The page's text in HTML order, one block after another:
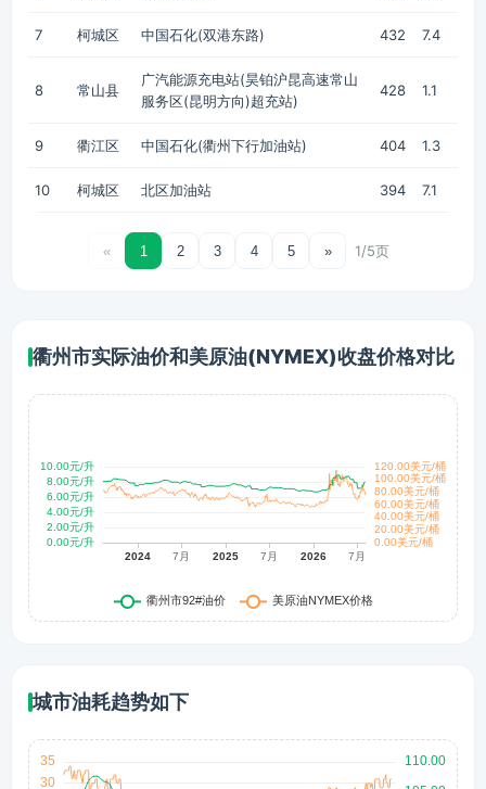
7 柯城区 中国石化(双港东路) 432 7.4
8 常山县
广汽能源充电站(昊铂沪昆高速常山
服务区(昆明方向)超充站)
428 1.1
9 衢江区 中国石化(衢州下行加油站) 404 1.3
10 柯城区 北区加油站 394 7.1
« 1 2 3 4 5 » 1/5页
衢州市实际油价和美原油(NYMEX)收盘价格对比
城市油耗趋势如下